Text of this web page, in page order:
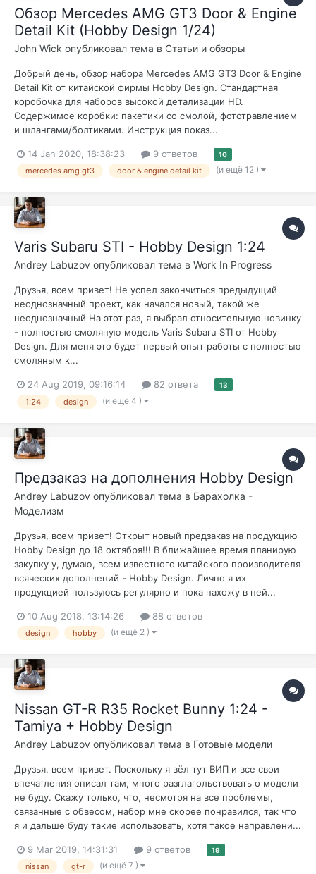
Обзор Mercedes AMG GT3 Door & Engine
Detail Kit (Hobby Design 1/24)
John Wick опубликовал тема в Статьи и обзоры
Добрый день, обзор набора Mercedes AMG GT3 Door & Engine
Detail Kit от китайской фирмы Hobby Design. Стандартная
коробочка для наборов высокой детализации HD.
Содержимое коробки: пакетики со смолой, фототравлением
и шлангами/болтиками. Инструкция показ...
14 Jan 2020, 18:38:23 9 ответов 10
mercedes amg gt3 door & engine detail kit (и ещё 12 )
Varis Subaru STI - Hobby Design 1:24
Andrey Labuzov опубликовал тема в Work In Progress
Друзья, всем привет! Не успел закончиться предыдущий
неоднозначный проект, как начался новый, такой же
неоднозначный На этот раз, я выбрал относительную новинку
- полностью смоляную модель Varis Subaru STI от Hobby
Design. Для меня это будет первый опыт работы с полностью
смоляным к...
24 Aug 2019, 09:16:14 82 ответа 13
1:24 design (и ещё 4 )
Предзаказ на дополнения Hobby Design
Andrey Labuzov опубликовал тема в Барахолка -
Моделизм
Друзья, всем привет! Открыт новый предзаказ на продукцию
Hobby Design до 18 октября!!! В ближайшее время планирую
закупку у, думаю, всем известного китайского производителя
всяческих дополнений - Hobby Design. Лично я их
продукцией пользуюсь регулярно и пока нахожу в ней...
10 Aug 2018, 13:14:26 88 ответов
design hobby (и ещё 2 )
Nissan GT-R R35 Rocket Bunny 1:24 -
Tamiya + Hobby Design
Andrey Labuzov опубликовал тема в Готовые модели
Друзья, всем привет. Поскольку я вёл тут ВИП и все свои
впечатления описал там, много разглагольствовать о модели
не буду. Скажу только, что, несмотря на все проблемы,
связанные с обвесом, набор мне скорее понравился, так что
я и дальше буду такие использовать, хотя такое направлени...
9 Mar 2019, 14:31:31 9 ответов 19
nissan gt-r (и ещё 7 )